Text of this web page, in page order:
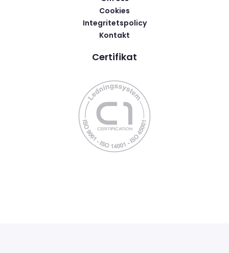
Cookies
Integritetspolicy
Kontakt
Certifikat